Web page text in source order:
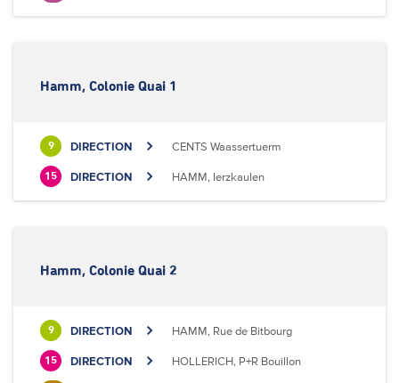
Hamm, Colonie Quai 1
9 DIRECTION CENTS Waassertuerm
15 DIRECTION HAMM, Ierzkaulen
Hamm, Colonie Quai 2
9 DIRECTION HAMM, Rue de Bitbourg
15 DIRECTION HOLLERICH, P+R Bouillon